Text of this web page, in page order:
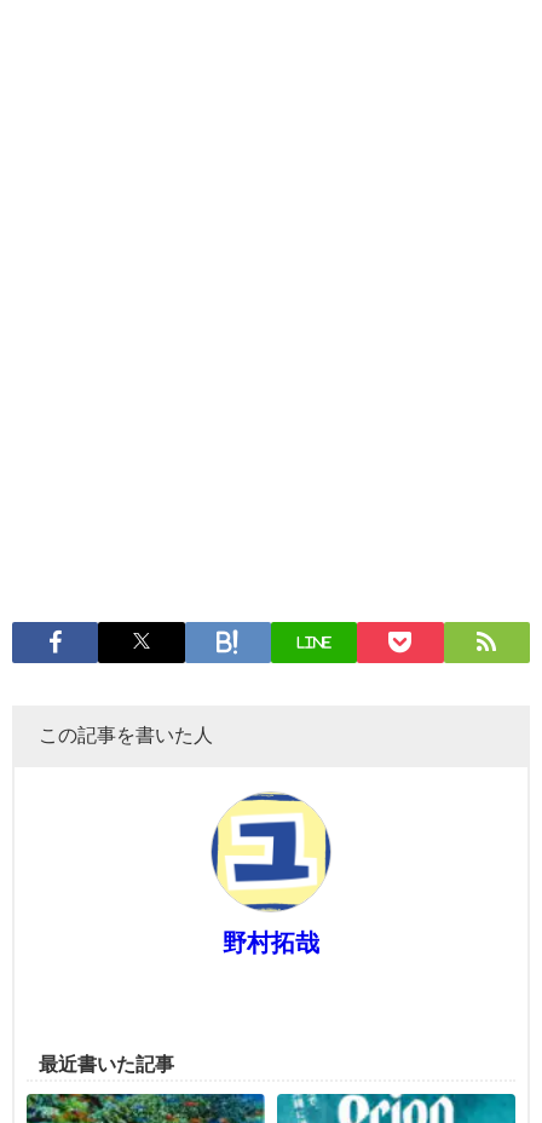
LINE
この記事を書いた人
野村拓哉
最近書いた記事